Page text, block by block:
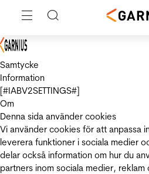
Samtycke
Information
[#IABV2SETTINGS#]
Om
Denna sida använder cookies
Vi använder cookies för att anpassa
leverera funktioner i sociala medier
delar också information om hur du
partners inom sociala medier, reklam